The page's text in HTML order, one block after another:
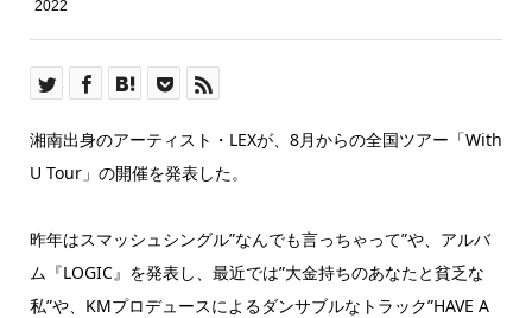
2022
湘南出身のアーティスト・LEXが、8月からの全国ツアー「With
U Tour」の開催を発表した。
昨年はスマッシュシングル”なんでも言っちゃって”や、アルバ
ム『LOGIC』を発表し、最近では”大金持ちのあなたと貧乏な
私”や、KMプロデュースによるダンサブルなトラック”HAVE A